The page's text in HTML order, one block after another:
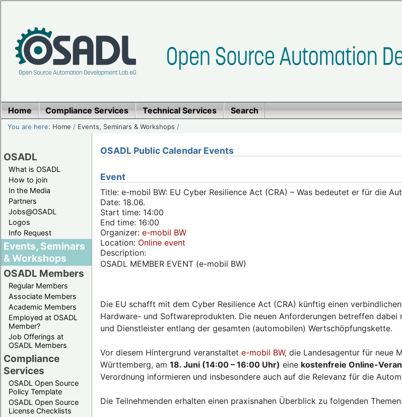
Home Compliance Services Technical Services Search
You are here: Home / Events, Seminars & Workshops /
OSADL
What is OSADL
How to join
In the Media
Partners
Jobs@OSADL
Logos
Info Request
Events, Seminars
& Workshops
OSADL Members
Regular Members
Associate Members
Academic Members
Employed at OSADL
Member?
Job Offerings at
OSADL Members
Compliance
Services
OSADL Open Source
Policy Template
OSADL Open Source
License Checklists
OSADL Public Calendar Events
Event
Title: e-mobil BW: EU Cyber Resilience Act (CRA) – Was bedeutet er für die
Date: 18.06.
Start time: 14:00
End time: 16:00
Organizer: e-mobil BW
Location: Online event
Description:
OSADL MEMBER EVENT (e-mobil BW)
Die EU schafft mit dem Cyber Resilience Act (CRA) künftig einen
Hardware- und Softwareprodukten. Die neuen Anforderungen betreffen dabei
und Dienstleister entlang der gesamten (automobilen) Wertschöpfungskette.
Vor diesem Hintergrund veranstaltet e-mobil BW, die Landesagentur für neue
Württemberg, am 18. Juni (14:00 – 16:00 Uhr) eine kostenfreie Online-
Verordnung informieren und insbesondere auch auf die Relevanz für die
Die Teilnehmenden erhalten einen praxisnahen Überblick zu folgenden